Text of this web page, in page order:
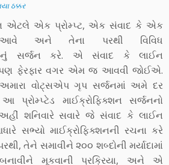
ઠક્કર
એટલે એક પ્રોમ્પ્ટ, એક સંવાદ કે એક
અને તેના પરથી વિવિધ
સર્જન કરે. એ સંવાદ કે લાઈન
પણ ફેરફાર વગર એમ જ આવવી જોઈએ.
અમારા વોટ્સએપ ગૃપ સર્જનમાં અમે દર
પ્રોમ્પ્ટેડ માઈક્રોફિક્શન સર્જનનો
શનિવારે સવારે જે સંવાદ કે લાઈન
સભ્યો માઈક્રોફિક્શનની રચના કરે
તેને સમાવીને ૨૦૦ શબ્દોની મર્યાદામાં
બનાવીને મૂકવાની પ્રક્રિયા, અને એ